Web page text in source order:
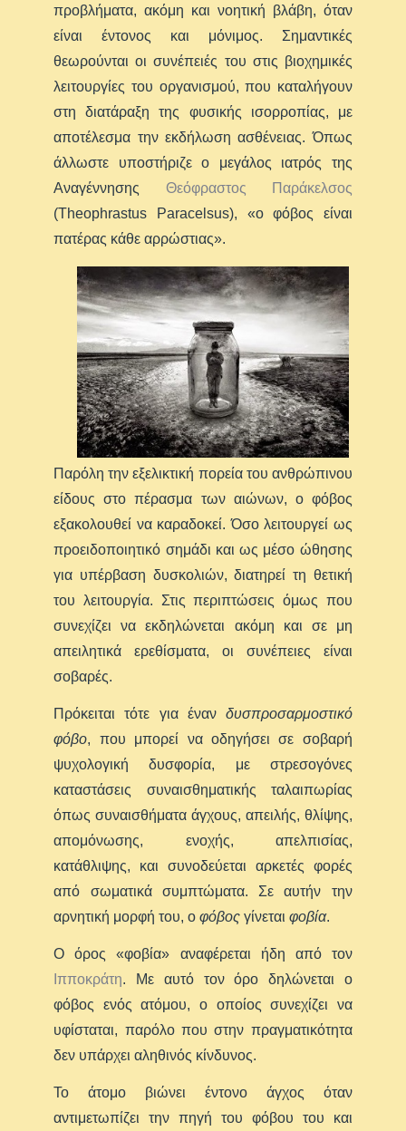
προβλήματα, ακόμη και νοητική βλάβη, όταν
είναι έντονος και μόνιμος. Σημαντικές
θεωρούνται οι συνέπειές του στις βιοχημικές
λειτουργίες του οργανισμού, που καταλήγουν
στη διατάραξη της φυσικής ισορροπίας, με
αποτέλεσμα την εκδήλωση ασθένειας. Όπως
άλλωστε υποστήριζε ο μεγάλος ιατρός της
Αναγέννησης Θεόφραστος Παράκελσος
(Theophrastus Paracelsus), «ο φόβος είναι
πατέρας κάθε αρρώστιας».
Παρόλη την εξελικτική πορεία του ανθρώπινου
είδους στο πέρασμα των αιώνων, ο φόβος
εξακολουθεί να καραδοκεί. Όσο λειτουργεί ως
προειδοποιητικό σημάδι και ως μέσο ώθησης
για υπέρβαση δυσκολιών, διατηρεί τη θετική
του λειτουργία. Στις περιπτώσεις όμως που
συνεχίζει να εκδηλώνεται ακόμη και σε μη
απειλητικά ερεθίσματα, οι συνέπειες είναι
σοβαρές.
Πρόκειται τότε για έναν δυσπροσαρμοστικό
φόβο, που μπορεί να οδηγήσει σε σοβαρή
ψυχολογική δυσφορία, με στρεσογόνες
καταστάσεις συναισθηματικής ταλαιπωρίας
όπως συναισθήματα άγχους, απειλής, θλίψης,
απομόνωσης, ενοχής, απελπισίας,
κατάθλιψης, και συνοδεύεται αρκετές φορές
από σωματικά συμπτώματα. Σε αυτήν την
αρνητική μορφή του, οφόβος γίνεταιφοβία.
Ο όρος «φοβία» αναφέρεται ήδη από τον
Ιπποκράτη. Με αυτό τον όρο δηλώνεται ο
φόβος ενός ατόμου, ο οποίος συνεχίζει να
υφίσταται, παρόλο που στην πραγματικότητα
δεν υπάρχει αληθινός κίνδυνος.
Το άτομο βιώνει έντονο άγχος όταν
αντιμετωπίζει την πηγή του φόβου του και